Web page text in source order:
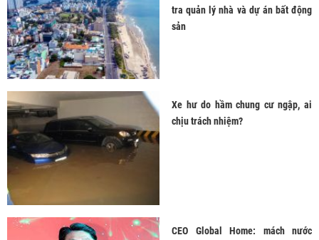
tra quản lý nhà và dự án bất động
sản
Xe hư do hầm chung cư ngập, ai
chịu trách nhiệm?
CEO Global Home: mách nước